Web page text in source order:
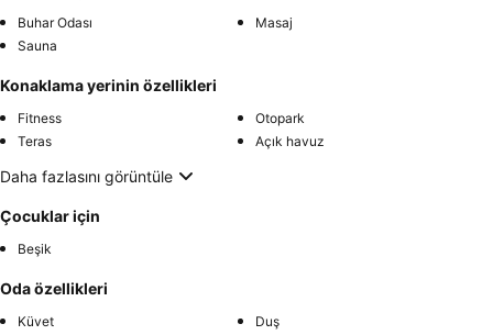
Buhar Odası
Masaj
Sauna
Konaklama yerinin özellikleri
Fitness
Otopark
Teras
Açık havuz
Daha fazlasını görüntüle
Çocuklar için
Beşik
Oda özellikleri
Küvet
Duş